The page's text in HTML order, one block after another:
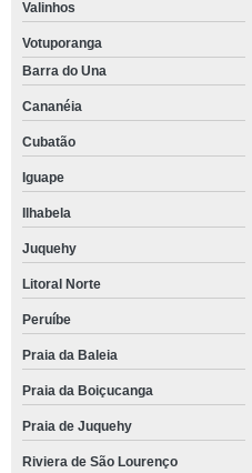
Valinhos
Votuporanga
Barra do Una
Cananéia
Cubatão
Iguape
Ilhabela
Juquehy
Litoral Norte
Peruíbe
Praia da Baleia
Praia da Boiçucanga
Praia de Juquehy
Riviera de São Lourenço